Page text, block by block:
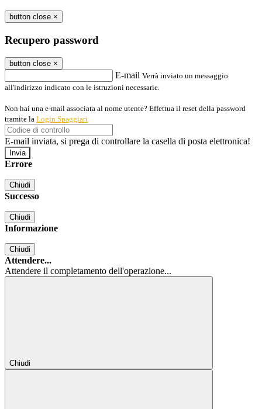
button close ×
Recupero password
button close ×
E-mail Verrà inviato un messaggio
all'indirizzo indicato con le istruzioni necessarie.
Non hai una e-mail associata al nome utente? Effettua il reset della password
tramite la Login Spaggiari
E-mail inviata, si prega di controllare la casella di posta elettronica!
Errore
Chiudi
Successo
Chiudi
Informazione
Chiudi
Attendere...
Attendere il completamento dell'operazione...
Chiudi